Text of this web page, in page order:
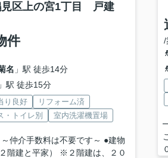
見区上の宮1丁目 戸建
件
名 」駅 徒歩14分
」駅 徒歩15分
り良好
リフォーム済
・トイレ別 室内洗濯機置場
仲介手数料は不要です～ ●建物
階建と平家） ※２階建は、２０
/